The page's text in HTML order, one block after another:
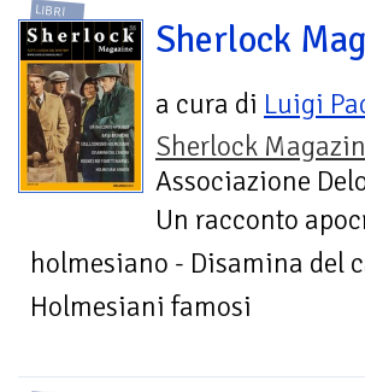
LIBRI
Sherlock
a cura di Luigi
Sherlock
Associazione
Un racconto
holmesiano - Disamina del
Holmesiani famosi